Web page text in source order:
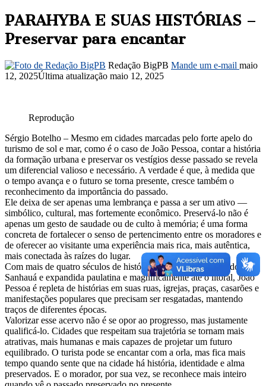
PARAHYBA E SUAS HISTÓRIAS –
Preservar para encantar
Redação BigPB Mande um e-mail maio
12, 2025Última atualização maio 12, 2025
Reprodução
Sérgio Botelho – Mesmo em cidades marcadas pelo forte apelo do
turismo de sol e mar, como é o caso de João Pessoa, contar a história
da formação urbana e preservar os vestígios desse passado se revela
um diferencial valioso e necessário. A verdade é que, à medida que
o tempo avança e o futuro se torna presente, cresce também o
reconhecimento da importância do passado.
Ele deixa de ser apenas uma lembrança e passa a ser um ativo —
simbólico, cultural, mas fortemente econômico. Preservá-lo não é
apenas um gesto de saudade ou de culto à memória; é uma forma
concreta de fortalecer o senso de pertencimento entre os moradores e
de oferecer ao visitante uma experiência mais rica, mais autêntica,
mais conectada às raízes do lugar.
Com mais de quatro séculos de história, nascida às margens do rio
Sanhauá e expandida paulatina e magnificamente até o litoral, João
Pessoa é repleta de histórias em suas ruas, igrejas, praças, casarões e
manifestações populares que precisam ser resgatadas, mantendo
traços de diferentes épocas.
Valorizar esse acervo não é se opor ao progresso, mas justamente
qualificá-lo. Cidades que respeitam sua trajetória se tornam mais
atrativas, mais humanas e mais capazes de projetar um futuro
equilibrado. O turista pode se encantar com a orla, mas fica mais
tempo quando sente que na cidade há história, identidade e alma
preservados. E o morador, por sua vez, se reconhece mais inteiro